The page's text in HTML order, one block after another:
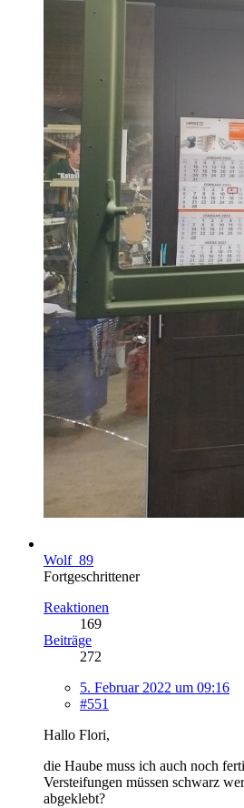
Wolf_89
Fortgeschrittener
Reaktionen
169
Beiträge
272
5. Februar 2022 um 09:16
#551
Hallo Flori,
die Haube muss ich auch noch
Versteifungen müssen schwarz
abgeklebt?